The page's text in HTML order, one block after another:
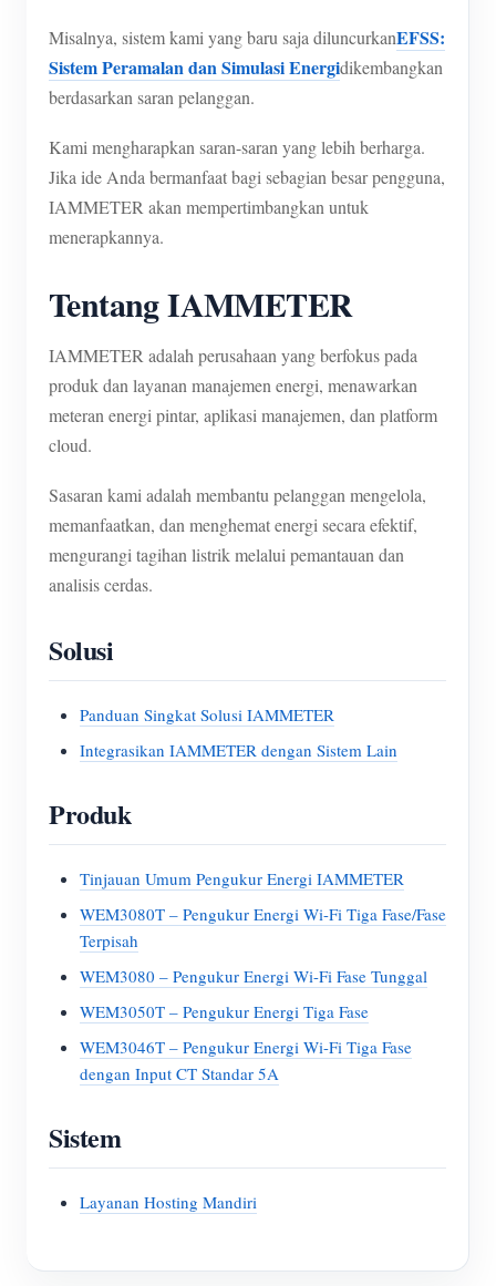
Misalnya, sistem kami yang baru saja diluncurkanEFSS:
Sistem Peramalan dan Simulasi Energidikembangkan
berdasarkan saran pelanggan.
Kami mengharapkan saran-saran yang lebih berharga.
Jika ide Anda bermanfaat bagi sebagian besar pengguna,
IAMMETER akan mempertimbangkan untuk
menerapkannya.
Tentang IAMMETER
IAMMETER adalah perusahaan yang berfokus pada
produk dan layanan manajemen energi, menawarkan
meteran energi pintar, aplikasi manajemen, dan platform
cloud.
Sasaran kami adalah membantu pelanggan mengelola,
memanfaatkan, dan menghemat energi secara efektif,
mengurangi tagihan listrik melalui pemantauan dan
analisis cerdas.
Solusi
Panduan Singkat Solusi IAMMETER
Integrasikan IAMMETER dengan Sistem Lain
Produk
Tinjauan Umum Pengukur Energi IAMMETER
WEM3080T – Pengukur Energi Wi-Fi Tiga Fase/Fase
Terpisah
WEM3080 – Pengukur Energi Wi-Fi Fase Tunggal
WEM3050T – Pengukur Energi Tiga Fase
WEM3046T – Pengukur Energi Wi-Fi Tiga Fase
dengan Input CT Standar 5A
Sistem
Layanan Hosting Mandiri